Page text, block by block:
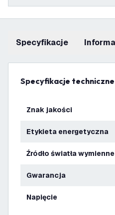
Specyfikacje
Specyfikacje techniczne
Znak jakości
Etykieta energetyczna
Źródło światła wymienne
Gwarancja
Napięcie